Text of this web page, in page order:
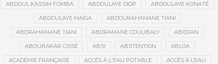
ABDOUL KASSIM FOMBA ABDOULAYE DIOP ABDOULAYE KONATÉ
ABDOULAYE MAÏGA ABDOURAHAMANE TIANI
ABDRAHAMANE TIANI ABDRAMANE COULIBALY ABIDJAN
ABOUBAKAR CISSÉ ABSI ABSTENTION ABUJA
ACADÉMIE FRANÇAISE ACCÈS À L'EAU POTABLE ACCÈS À L’EAU